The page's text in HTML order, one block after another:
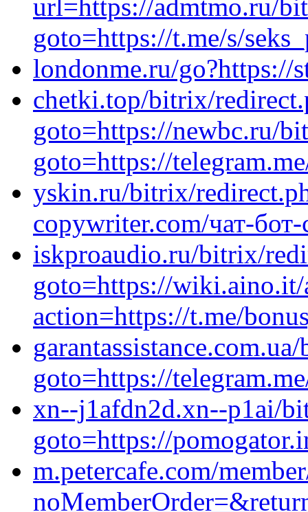
url=https://admtmo.ru/
goto=https://t.me/s/
londonme.ru/go?https://
chetki.top/bitrix/
goto=https://newbc.ru/
goto=https://
yskin.ru/bitrix/
copywriter.com/чат-бот-
iskproaudio.ru/bitrix/
goto=https://wiki.aino.it/
action=https://t.me/
goto=https://
xn--j1afdn2d.xn--p1ai/
goto=https://
m.petercafe.com/